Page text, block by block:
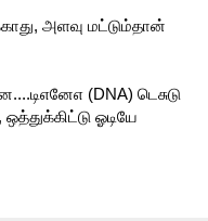
அளவு மட்டும்தான்
(DNA) டெசுடு
ஓடியே